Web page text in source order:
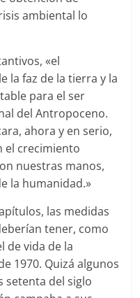
ambiental lo
«el
la faz de la tierra y la
para el ser
del Antropoceno.
ahora y en serio,
el crecimiento
nuestras manos,
la humanidad.»
las medidas
tener, como
de vida de la
1970. Quizá algunos
setenta del siglo